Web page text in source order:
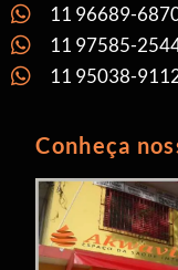
11 96689-
11 97585-
11 95038-
Conheça